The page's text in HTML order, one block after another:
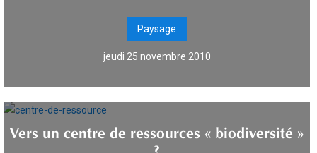
Paysage
jeudi 25 novembre 2010
Vers un centre de ressources « biodiversité »
?